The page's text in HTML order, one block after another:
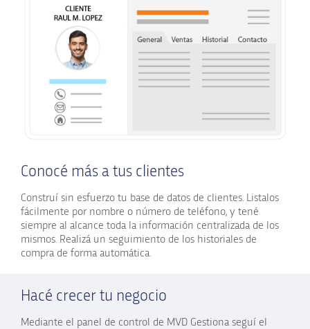
Conocé más a tus clientes
Construí sin esfuerzo tu base de datos de clientes. Listalos
fácilmente por nombre o número de teléfono, y tené
siempre al alcance toda la información centralizada de los
mismos. Realizá un seguimiento de los historiales de
compra de forma automática.
Hacé crecer tu negocio
Mediante el panel de control de MVD Gestiona seguí el